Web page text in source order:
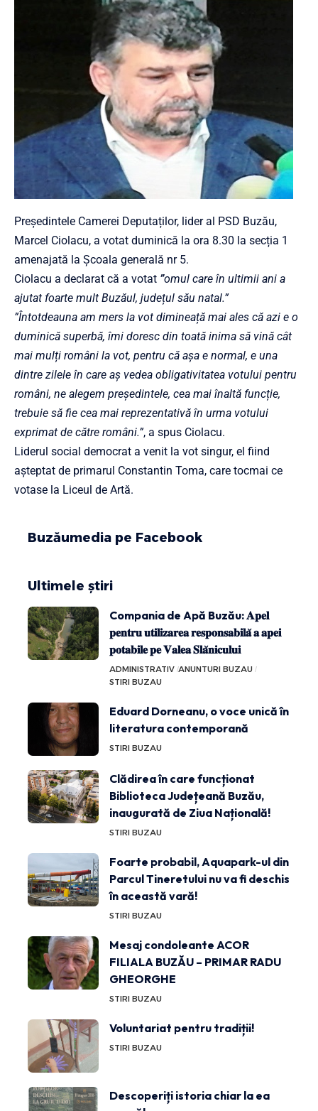
Președintele Camerei Deputaților, lider al PSD Buzău,
Marcel Ciolacu, a votat duminică la ora 8.30 la secția 1
amenajată la Școala generală nr 5.
Ciolacu a declarat că a votat ”omul care în ultimii ani a
ajutat foarte mult Buzăul, județul său natal.”
”Întotdeauna am mers la vot dimineață mai ales că azi e o
duminică superbă, îmi doresc din toată inima să vină cât
mai mulți români la vot, pentru că așa e normal, e una
dintre zilele în care aș vedea obligativitatea votului pentru
români, ne alegem președintele, cea mai înaltă funcție,
trebuie să fie cea mai reprezentativă în urma votului
exprimat de către români.”, a spus Ciolacu.
Liderul social democrat a venit la vot singur, el fiind
așteptat de primarul Constantin Toma, care tocmai ce
votase la Liceul de Artă.
Buzăumedia pe Facebook
Ultimele știri
Compania de Apă Buzău: 𝐀𝐩𝐞𝐥
𝐩𝐞𝐧𝐭𝐫𝐮 𝐮𝐭𝐢𝐥𝐢𝐳𝐚𝐫𝐞𝐚 𝐫𝐞𝐬𝐩𝐨𝐧𝐬𝐚𝐛𝐢𝐥𝐚̆ 𝐚 𝐚𝐩𝐞𝐢
𝐩𝐨𝐭𝐚𝐛𝐢𝐥𝐞 𝐩𝐞 𝐕𝐚𝐥𝐞𝐚 𝐒𝐥𝐚̆𝐧𝐢𝐜𝐮𝐥𝐮𝐢
ADMINISTRATIV ANUNTURI BUZAU
STIRI BUZAU
Eduard Dorneanu, o voce unică în
literatura contemporană
STIRI BUZAU
Clădirea în care funcționat
Biblioteca Județeană Buzău,
inaugurată de Ziua Națională!
STIRI BUZAU
Foarte probabil, Aquapark-ul din
Parcul Tineretului nu va fi deschis
în această vară!
STIRI BUZAU
Mesaj condoleante ACOR
FILIALA BUZĂU – PRIMAR RADU
GHEORGHE
STIRI BUZAU
Voluntariat pentru tradiții!
STIRI BUZAU
Descoperiți istoria chiar la ea